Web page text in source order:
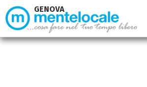
GENOVA